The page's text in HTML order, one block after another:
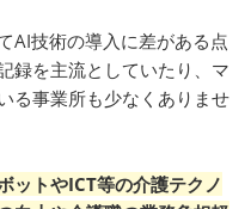
AI技術の導入に差がある点
録を主流としていたり、マ
る事業所も少なくありませ
ットやICT等の介護テクノ